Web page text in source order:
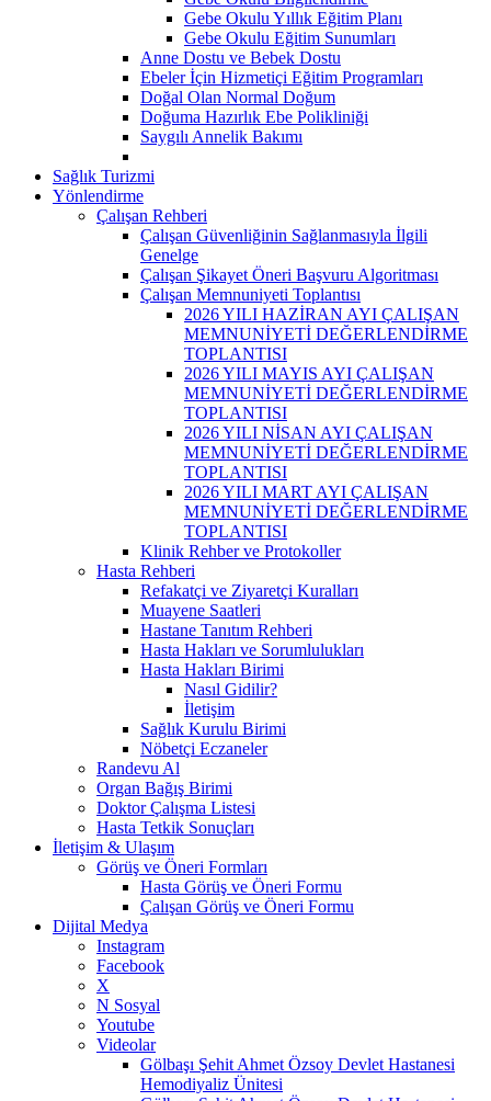
Gebe Okulu Yıllık Eğitim Planı
Gebe Okulu Eğitim Sunumları
Anne Dostu ve Bebek Dostu
Ebeler İçin Hizmetiçi Eğitim Programları
Doğal Olan Normal Doğum
Doğuma Hazırlık Ebe Polikliniği
Saygılı Annelik Bakımı
Sağlık Turizmi
Yönlendirme
Çalışan Rehberi
Çalışan Güvenliğinin Sağlanmasıyla İlgili
Genelge
Çalışan Şikayet Öneri Başvuru Algoritması
Çalışan Memnuniyeti Toplantısı
2026 YILI HAZİRAN AYI ÇALIŞAN
MEMNUNİYETİ DEĞERLENDİRME
TOPLANTISI
2026 YILI MAYIS AYI ÇALIŞAN
MEMNUNİYETİ DEĞERLENDİRME
TOPLANTISI
2026 YILI NİSAN AYI ÇALIŞAN
MEMNUNİYETİ DEĞERLENDİRME
TOPLANTISI
2026 YILI MART AYI ÇALIŞAN
MEMNUNİYETİ DEĞERLENDİRME
TOPLANTISI
Klinik Rehber ve Protokoller
Hasta Rehberi
Refakatçi ve Ziyaretçi Kuralları
Muayene Saatleri
Hastane Tanıtım Rehberi
Hasta Hakları ve Sorumlulukları
Hasta Hakları Birimi
Nasıl Gidilir?
İletişim
Sağlık Kurulu Birimi
Nöbetçi Eczaneler
Randevu Al
Organ Bağış Birimi
Doktor Çalışma Listesi
Hasta Tetkik Sonuçları
İletişim & Ulaşım
Görüş ve Öneri Formları
Hasta Görüş ve Öneri Formu
Çalışan Görüş ve Öneri Formu
Dijital Medya
Instagram
Facebook
X
N Sosyal
Youtube
Videolar
Gölbaşı Şehit Ahmet Özsoy Devlet Hastanesi
Hemodiyaliz Ünitesi